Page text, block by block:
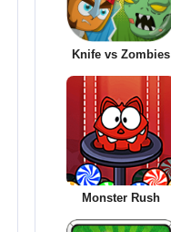
Knife vs Zombies
Monster Rush